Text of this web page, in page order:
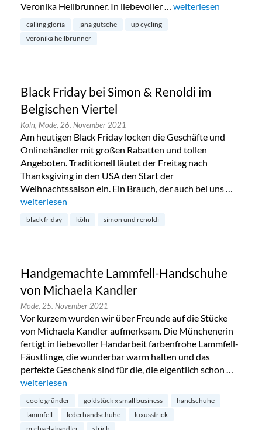
Veronika Heilbrunner. In liebevoller … „Calling Gloria –
weiterlesen
calling gloria jana gutsche
up cycling
veronika heilbrunner
Black Friday bei Simon & Renoldi im
Belgischen Viertel
Köln, Mode, 26. November 2021
Am heutigen Black Friday locken die Geschäfte und
Onlinehändler mit großen Rabatten und tollen
Angeboten. Traditionell läutet der Freitag nach
Thanksgiving in den USA den Start der
Weihnachtssaison ein. Ein Brauch, der auch bei uns …
„Black Friday bei Simon & Renoldi im Belgischen Viertel“
weiterlesen
black friday köln simon und renoldi
Handgemachte Lammfell-Handschuhe
von Michaela Kandler
Mode, 25. November 2021
Vor kurzem wurden wir über Freunde auf die Stücke
von Michaela Kandler aufmerksam. Die Münchenerin
fertigt in liebevoller Handarbeit farbenfrohe Lammfell-
Fäustlinge, die wunderbar warm halten und das
perfekte Geschenk sind für die, die eigentlich schon …
„Handgemachte Lammfell-Handschuhe von Michaela
weiterlesen
coole gründer goldstück x small business
handschuhe
lammfell
lederhandschuhe
luxusstrick